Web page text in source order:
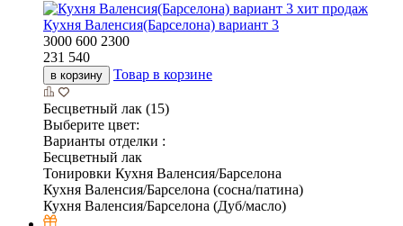
хит продаж
Кухня Валенсия(Барселона) вариант 3
3000 600 2300
231 540
в корзину Товар в корзине
Бесцветный лак (15)
Выберите цвет:
Варианты отделки :
Бесцветный лак
Тонировки Кухня Валенсия/Барселона
Кухня Валенсия/Барселона (сосна/патина)
Кухня Валенсия/Барселона (Дуб/масло)